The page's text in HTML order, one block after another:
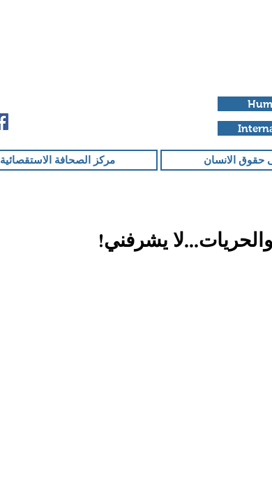
حقوق الانسان مركز الصحافة الاستقصائية
يشرفني!